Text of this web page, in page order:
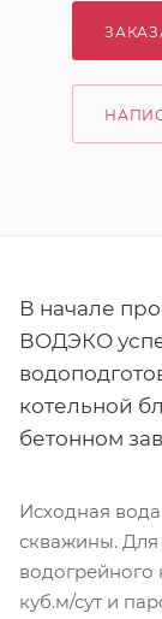
В начале
ВОДЭКО
котельной
бетонном
Исходная
скважины. Для
водогрейного
куб.м/сут и